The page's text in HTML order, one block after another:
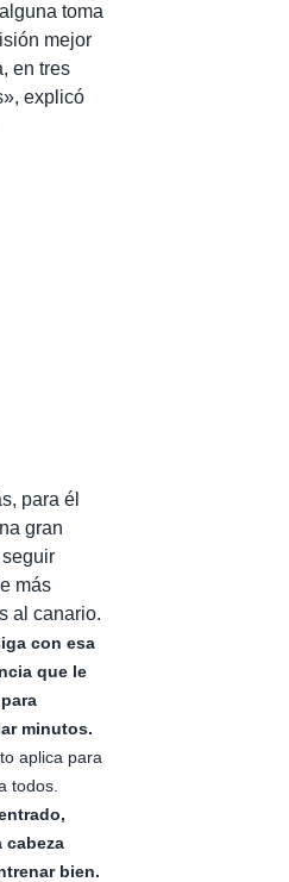
toma
mejor
en tres
explicó
para él
gran
más
al canario.
con esa
que le
minutos.
aplica para
todos.
cabeza
bien.